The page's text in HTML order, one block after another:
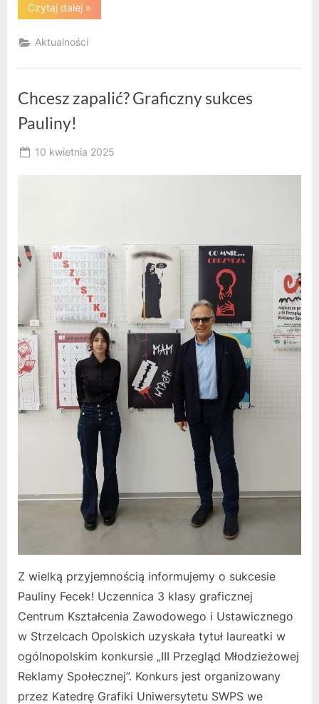
Czytaj dalej“Goście
z
»
Aktualności
Chcesz zapalić? Graficzny sukces
Pauliny!
Posted
10 kwietnia 2025
Z wielką przyjemnością informujemy o sukcesie
Pauliny Fecek! Uczennica 3 klasy graficznej
Centrum Kształcenia Zawodowego i Ustawicznego
w Strzelcach Opolskich uzyskała tytuł laureatki w
ogólnopolskim konkursie „III Przegląd Młodzieżowej
Reklamy Społecznej”. Konkurs jest organizowany
przez Katedrę Grafiki Uniwersytetu SWPS we